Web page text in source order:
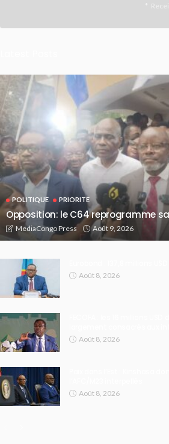
POLITIQUE PRIORITE
Opposition: le C64 reprogramme
MediaCongo Press Août 9, 2026
Août 8, 2026
Août 8, 2026
Août 8, 2026